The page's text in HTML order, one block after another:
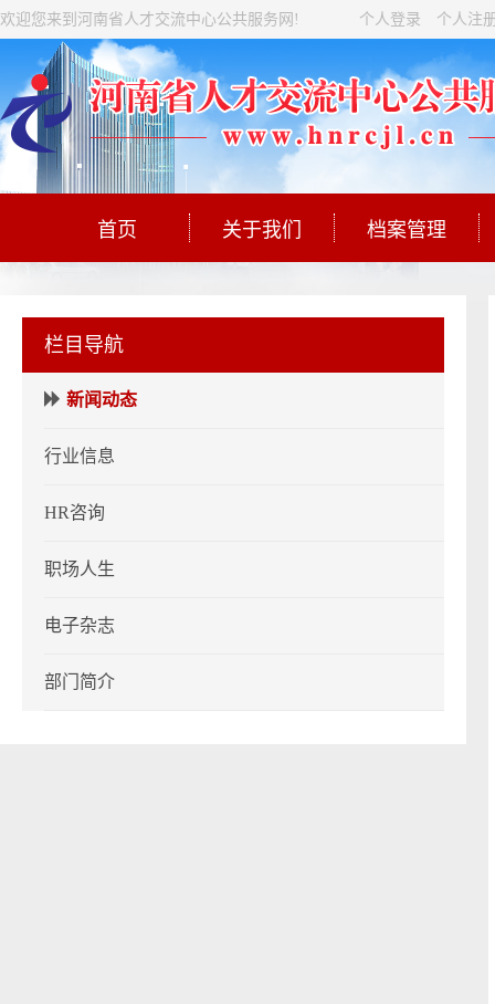
欢迎您来到河南省人才交流中心公共服务网! 个人登录 个人注
首页 关于我们 档案管理
栏目导航
新闻动态
行业信息
HR咨询
职场人生
电子杂志
部门简介